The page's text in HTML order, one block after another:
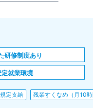
研修制度あり
就業環境
定支給 残業すくなめ（月10時